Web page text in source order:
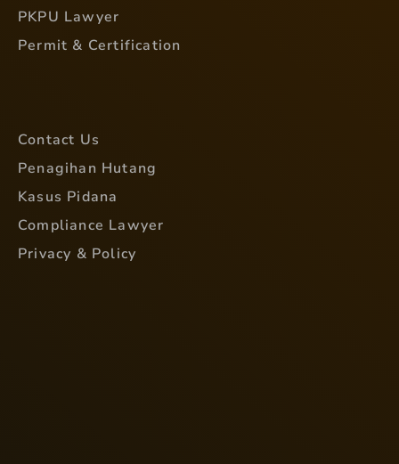
PKPU Lawyer
Permit & Certification
Contact Us
Penagihan Hutang
Kasus Pidana
Compliance Lawyer
Privacy & Policy